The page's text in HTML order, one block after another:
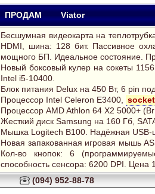
ПРОДАМ Viator
Беcшумная видеокарта на
HDMI, шина: 128 бит. Пассивное
мощного БП. Идеальное состояние.
Новый боксовый кулер на сокеты
Intel i5-10400.
Блок питания Delux на 450 Вт, 6 pin
Процессор Intel Celeron E3400,
socket
Процессор AMD Athlon 64 Х2 5000+
Жесткий диск Samsung на 160 Гб,
Мышка Logitech B100. Надёжная
Новая запакованная игровая мышь
Кол-во кнопок: 6
способность сенсора: 6200 DPI. Цена
(094) 952-88-78